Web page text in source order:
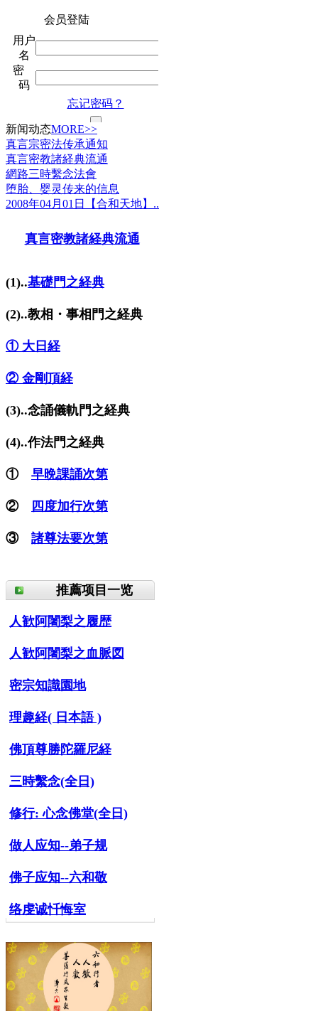
新闻动态MORE>>
真言宗密法传承通知
真言密教諸経典流通
網路三時繫念法會
堕胎、婴灵传来的信息
2008年04月01日【合和天地】..
真言密教諸経典流通
(1)..基礎門之経典
(2)..教相・事相門之経典
① 大日経
② 金剛頂経
(3)..念誦儀軌門之経典
(4)..作法門之経典
① 早晩課誦次第
② 四度加行次第
③ 諸尊法要次第
推薦项目一览
人歓阿闍梨之履歴
人歓阿闍梨之血脈図
密宗知識園地
理趣経( 日本語 )
佛頂尊勝陀羅尼経
三時繫念(全日)
修行:心念佛堂(全日)
做人应知--弟子规
佛子应知--六和敬
络虔诚忏悔室